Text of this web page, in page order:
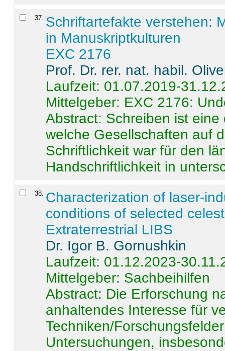
37. Schriftartefakte verstehen:
in Manuskriptkulturen
EXC 2176
Prof. Dr. rer. nat. habil.
Laufzeit: 01.07.2019-
Mittelgeber: EXC 2176:
Abstract: Schreiben ist
welche Gesellschaften auf
Schriftlichkeit war für den
Handschriftlichkeit in
38. Characterization of laser-
conditions of selected
Extraterrestrial LIBS
Dr. Igor B. Gornushkin
Laufzeit: 01.12.2023-
Mittelgeber: Sachbeihilfen
Abstract: Die Erforschung
anhaltendes Interesse für
Techniken/
Untersuchungen,